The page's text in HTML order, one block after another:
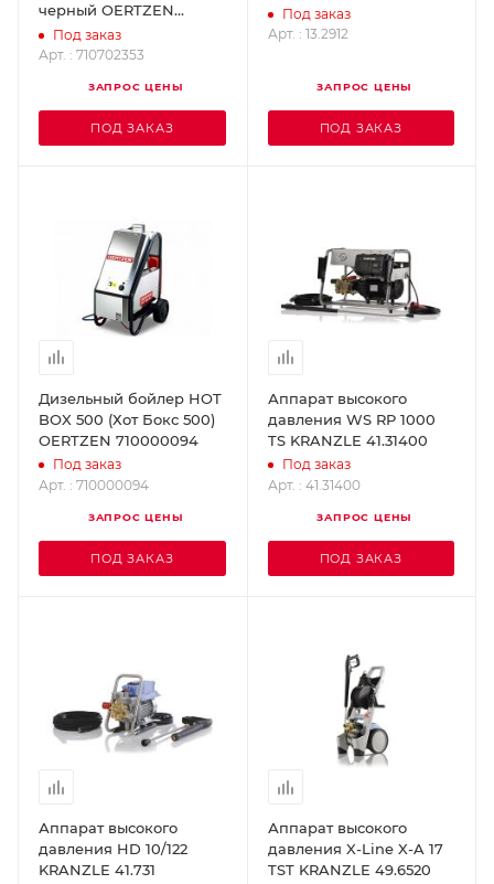
черный OERTZEN
710702353
Под заказ
Арт. : 710702353
ЗАПРОС ЦЕНЫ
ПОД ЗАКАЗ
Под заказ
Арт. : 13.2912
ЗАПРОС ЦЕНЫ
ПОД ЗАКАЗ
Дизельный бойлер HOT
BOX 500 (Хот Бокс 500)
OERTZEN 710000094
Под заказ
Арт. : 710000094
ЗАПРОС ЦЕНЫ
ПОД ЗАКАЗ
Аппарат высокого
давления WS RP 1000
TS KRANZLE 41.31400
Под заказ
Арт. : 41.31400
ЗАПРОС ЦЕНЫ
ПОД ЗАКАЗ
Аппарат высокого
давления HD 10/122
KRANZLE 41.731
Аппарат высокого
давления X-Line X-A 17
TST KRANZLE 49.6520